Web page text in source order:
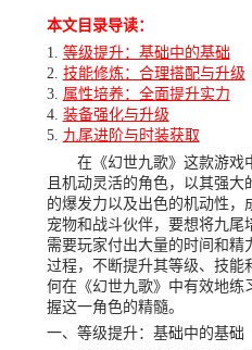
本文目录导读：
等级提升：基础中的基础
技能修炼：合理搭配与升级
属性培养：全面提升实力
装备强化与升级
九尾进阶与时装获取
在《幻世九歌》这款游戏
且机动灵活的角色，以其强
的爆发力以及出色的机动性，
宠物和战斗伙伴，要想将九尾
需要玩家付出大量的时间和精
过程，不断提升其等级、技能
何在《幻世九歌》中有效地练
握这一角色的精髓。
一、等级提升：基础中的基础